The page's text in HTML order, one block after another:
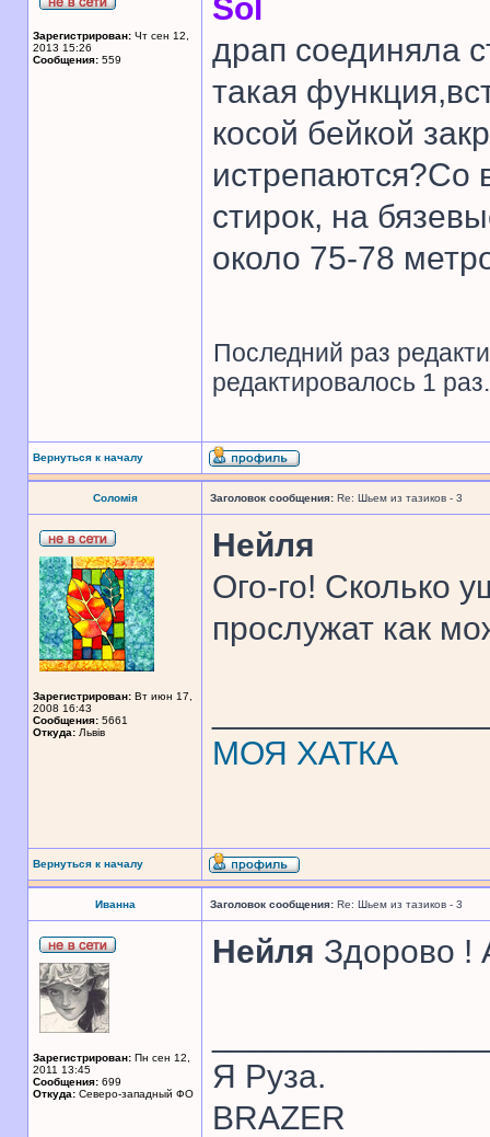
Зарегистрирован: Чт сен 12,
2013 15:26
Сообщения: 559
Sol
драп соединяла
такая
косой бейкой
истрепаются?Со
стирок, на
около 75-78
Последний раз
редактировалось 1 раз.
Вернуться к началу
Соломія Заголовок сообщения: Re: Шьем из тазиков - 3
Зарегистрирован: Вт июн 17,
2008 16:43
Сообщения: 5661
Откуда: Львів
Нейля
Ого-го! Сколько
прослужат как
МОЯ ХАТКА
Вернуться к началу
Иванна Заголовок сообщения: Re: Шьем из тазиков - 3
Зарегистрирован: Пн сен 12,
2011 13:45
Сообщения: 699
Откуда: Северо-западный ФО
Нейля Здорово !
Я Руза.
BRAZER